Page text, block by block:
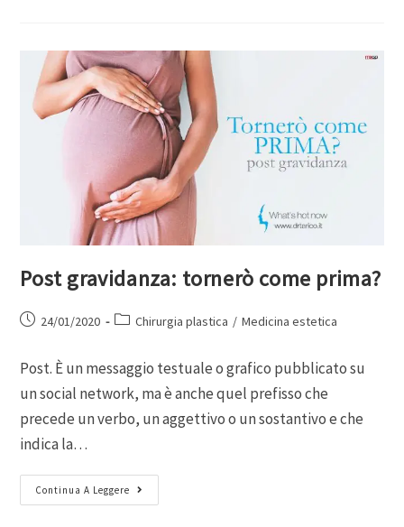
Post gravidanza: tornerò come prima?
24/01/2020 Chirurgia plastica / Medicina estetica
Post. È un messaggio testuale o grafico pubblicato su
un social network, ma è anche quel prefisso che
precede un verbo, un aggettivo o un sostantivo e che
indica la…
Continua A Leggere